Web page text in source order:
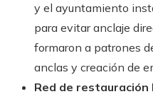
y el ayuntamiento
para evitar anclaje
formaron a patrones
anclas y creación de
Red de restauración